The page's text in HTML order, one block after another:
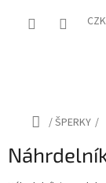
CZK
Domů
/ŠPERKY /